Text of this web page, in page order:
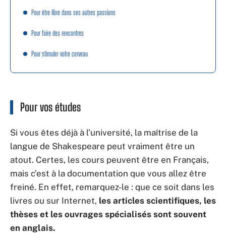
Pour être libre dans ses autres passions
Pour faire des rencontres
Pour stimuler votre cerveau
Pour vos études
Si vous êtes déjà à l’université, la maîtrise de la
langue de Shakespeare peut vraiment être un
atout. Certes, les cours peuvent être en Français,
mais c’est à la documentation que vous allez être
freiné. En effet, remarquez-le : que ce soit dans les
livres ou sur Internet, les articles scientifiques, les
thèses et les ouvrages spécialisés sont souvent
en anglais.